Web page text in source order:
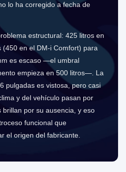
lo ha corregido a fecha de
estructural: 425 litros en
en el DM-i Comfort) para
es escaso —el umbral
empieza en 500 litros—. La
pulgadas es vistosa, pero casi
y del vehículo pasan por
por su ausencia, y eso
funcional que
el origen del fabricante.